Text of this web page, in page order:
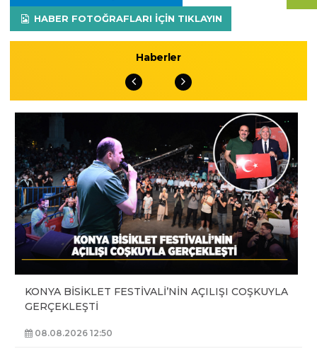
HABER FOTOĞRAFLARI IÇIN TIKLAYIN
Haberler
KONYA BİSİKLET FESTİVALİ’NİN AÇILIŞI COŞKUYLA
GERÇEKLEŞTİ
08.08.2026 12:50